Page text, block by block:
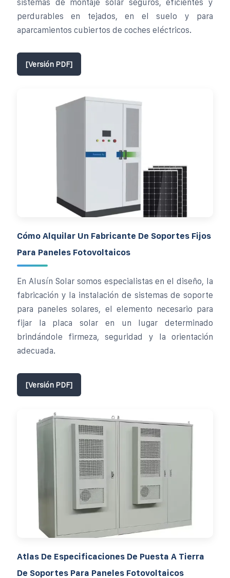
sistemas de montaje solar seguros, eficientes y
perdurables en tejados, en el suelo y para
aparcamientos cubiertos de coches eléctricos.
[Versión PDF]
Cómo Alquilar Un Fabricante De Soportes Fijos
Para Paneles Fotovoltaicos
En Alusín Solar somos especialistas en el diseño, la
fabricación y la instalación de sistemas de soporte
para paneles solares, el elemento necesario para
fijar la placa solar en un lugar determinado
brindándole firmeza, seguridad y la orientación
adecuada.
[Versión PDF]
Atlas De Especificaciones De Puesta A Tierra
De Soportes Para Paneles Fotovoltaicos